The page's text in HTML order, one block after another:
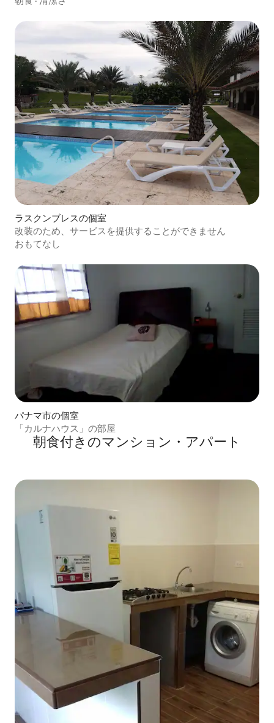
ラスクンブレスの個室
改装のため、サービスを提供することができません
おもてなし
パナマ市の個室
「カルナハウス」の部屋
朝食付きのマンション・アパート